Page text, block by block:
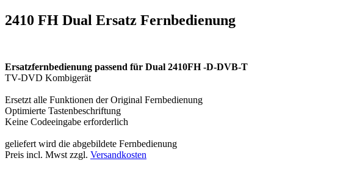
2410 FH Dual Ersatz Fernbedienung
Ersatzfernbedienung passend für Dual 2410FH -D-DVB-T
TV-DVD Kombigerät
Ersetzt alle Funktionen der Original Fernbedienung
Optimierte Tastenbeschriftung
Keine Codeeingabe erforderlich
geliefert wird die abgebildete Fernbedienung
Preis incl. Mwst zzgl. Versandkosten